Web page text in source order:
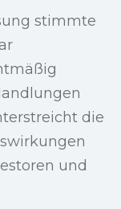
stimmte
die
und